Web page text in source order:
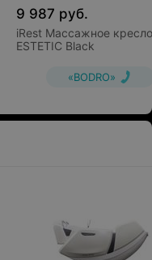
9 987 руб.
iRest Массажное кресло
ESTETIC Black
«BODRO»